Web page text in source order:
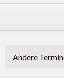
Andere